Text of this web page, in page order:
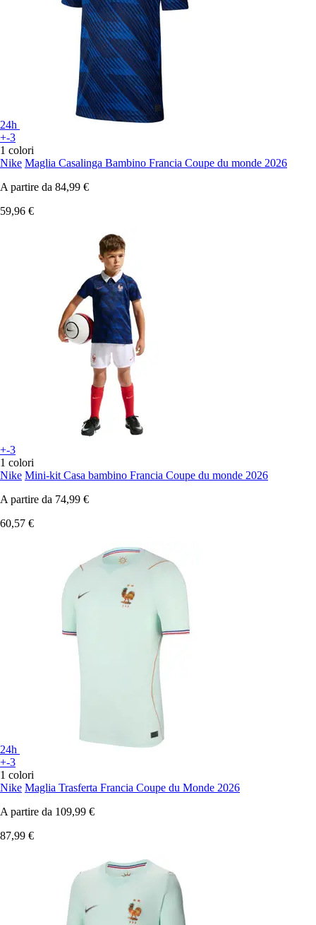
24h
+-3
1 colori
Nike Maglia Casalinga Bambino Francia Coupe du monde 2026
A partire da 84,99 €
59,96 €
+-3
1 colori
Nike Mini-kit Casa bambino Francia Coupe du monde 2026
A partire da 74,99 €
60,57 €
24h
+-3
1 colori
Nike Maglia Trasferta Francia Coupe du Monde 2026
A partire da 109,99 €
87,99 €